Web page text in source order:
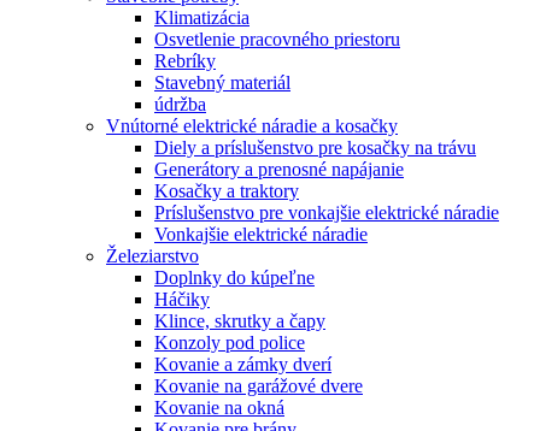
Klimatizácia
Osvetlenie pracovného priestoru
Rebríky
Stavebný materiál
údržba
Vnútorné elektrické náradie a kosačky
Diely a príslušenstvo pre kosačky na trávu
Generátory a prenosné napájanie
Kosačky a traktory
Príslušenstvo pre vonkajšie elektrické náradie
Vonkajšie elektrické náradie
Železiarstvo
Doplnky do kúpeľne
Háčiky
Klince, skrutky a čapy
Konzoly pod police
Kovanie a zámky dverí
Kovanie na garážové dvere
Kovanie na okná